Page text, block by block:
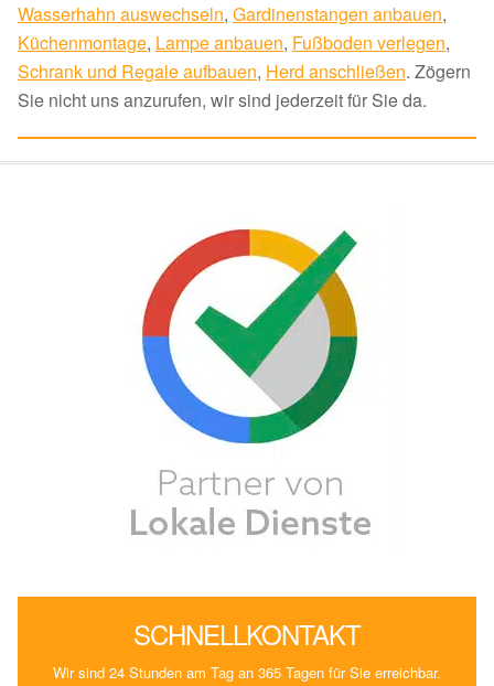
Wasserhahn auswechseln, Gardinenstangen anbauen,
Küchenmontage, Lampe anbauen, Fußboden verlegen,
Schrank und Regale aufbauen, Herd anschließen. Zögern
Sie nicht uns anzurufen, wir sind jederzeit für Sie da.
SCHNELLKONTAKT
Wir sind 24 Stunden am Tag an 365 Tagen für Sie erreichbar.